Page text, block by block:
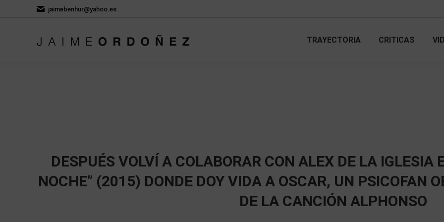
jaimebenhur@yahoo.es
TRAYECTORIA CRITICAS
DESPUÉS VOLVÍ A COLABORAR CON ALEX DE LA IGLESIA
NOCHE” (2015) DONDE DOY VIDA A OSCAR, UN PSICOFAN
DE LA CANCIÓN ALPHONSO